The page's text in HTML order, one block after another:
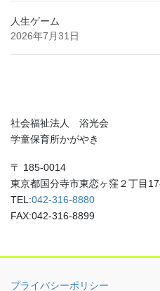
人生ゲーム
2026年7月31日
社会福祉法人 浴光会
学童保育所かがやき
〒 185-0014
東京都国分寺市東恋ヶ窪２丁目
TEL:042-316-8880
FAX:042-316-8899
プライバシーポリシー